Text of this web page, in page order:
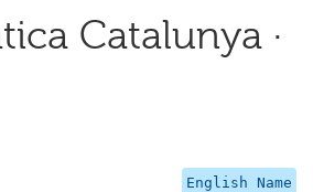
Catalunya ·
English Name